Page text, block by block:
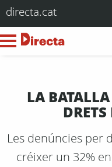
directa.cat
LA
Les denúncies per
créixer un 32%